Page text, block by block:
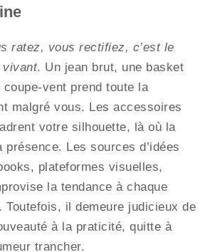
ratez, vous rectifiez, c’est le
vivant. Un jean brut, une basket
vent prend toute la
malgré vous. Les accessoires
votre silhouette, là où la
Les sources d’idées
plateformes visuelles,
la tendance à chaque
Toutefois, il demeure judicieux de
à la praticité, quitte à
trancher.